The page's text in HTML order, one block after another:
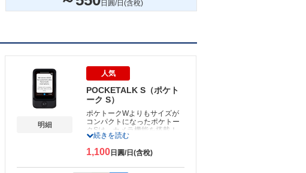
日圓/日(含稅)
明細
人気
POCKETALK S（ポケト
ーク S）
ポケトークWよりもサイズが
コンパクトになったポケトー
クSは、カメラ機能を搭載！
ボタンを押しながら話すだけ
の音声翻訳に加え、メニュー
や看板など、文字を撮影して
続きを読む
1,100 日圓/日(含稅)